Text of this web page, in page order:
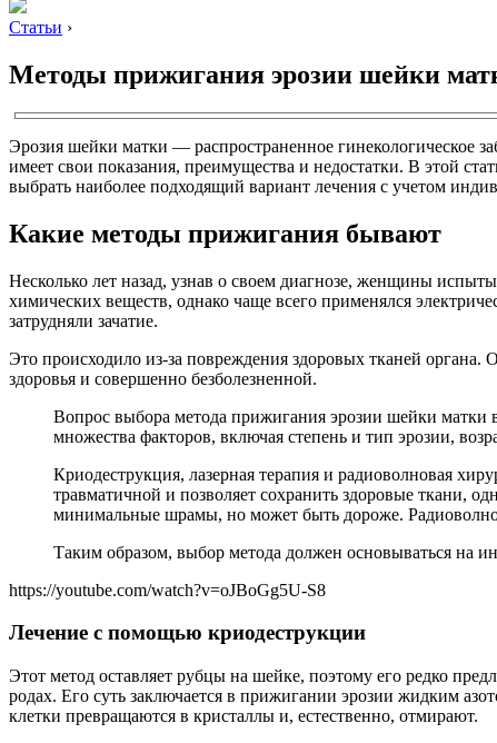
Статьи ›
Методы прижигания эрозии шейки
Эрозия шейки матки — распространенное гинекологическое
имеет свои показания, преимущества и недостатки. В этой
выбрать наиболее подходящий вариант лечения с учетом
Какие методы прижигания бывают
Несколько лет назад, узнав о своем диагнозе, женщины
химических веществ, однако чаще всего применялся
затрудняли зачатие.
Это происходило из-за повреждения здоровых тканей
здоровья и совершенно безболезненной.
Вопрос выбора метода прижигания эрозии шейки матки
множества факторов, включая степень и тип эрозии,
Криодеструкция, лазерная терапия и радиоволновая
травматичной и позволяет сохранить здоровые ткани,
минимальные шрамы, но может быть дороже.
Таким образом, выбор метода должен основываться на
https://youtube.com/watch?v=oJBoGg5U-S8
Лечение с помощью криодеструкции
Этот метод оставляет рубцы на шейке, поэтому его редко
родах. Его суть заключается в прижигании эрозии жидким
клетки превращаются в кристаллы и, естественно, отмирают.